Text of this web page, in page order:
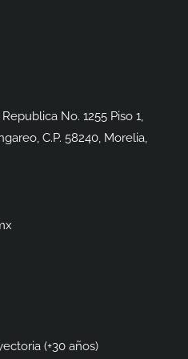
e
r
p
No. 1255 Piso 1,
C.P. 58240, Morelia,
(+30 años)